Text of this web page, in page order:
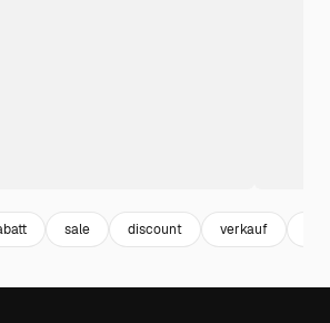
sale discount verkauf